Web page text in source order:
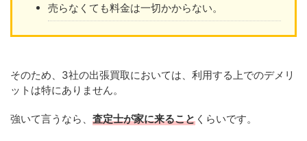
売らなくても料金は一切かからない。
そのため、3社の出張買取においては、利用する上でのデメリ
ットは特にありません。
強いて言うなら、 査定士が家に来ること くらいです。